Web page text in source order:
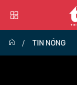
TIN NÓNG